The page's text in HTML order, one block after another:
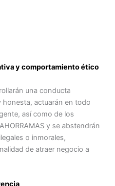
y comportamiento ético
una conducta
honesta, actuarán en todo
así como de los
y se abstendrán
o inmorales,
de atraer negocio a